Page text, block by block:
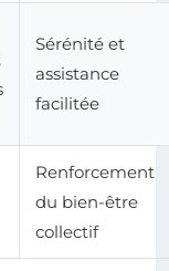
Sérénité et
assistance
facilitée
Renforcement
du bien-être
collectif